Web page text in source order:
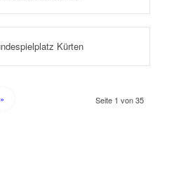
Kürten
Seite 1 von 35
»